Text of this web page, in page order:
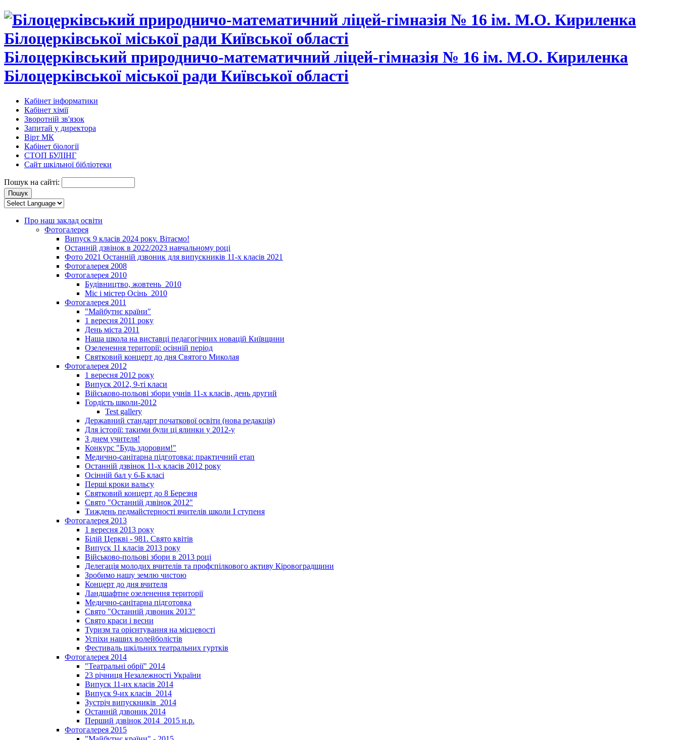
Білоцерківський природничо-математичний ліцей-гімназія № 16 ім. М.О. Кириленка
Білоцерківської міської ради Київської області
Кабінет інформатики
Кабінет хімії
Зворотній зв'язок
Запитай у директора
Вірт МК
Кабінет біології
СТОП БУЛІНГ
Сайт шкільної бібліотеки
Пошук на сайті:
Про наш заклад освіти
Фотогалерея
Випуск 9 класів 2024 року. Вітаємо!
Останній дзвінок в 2022/2023 навчальному році
Фото 2021 Останній дзвоник для випускників 11-х класів 2021
Фотогалерея 2008
Фотогалерея 2010
Будівництво, жовтень_2010
Міс і містер Осінь_2010
Фотогалерея 2011
"Майбутнє країни"
1 вересня 2011 року
День міста 2011
Наша школа на виставці педагогічних новацій Київщини
Озеленення території: осінній період
Святковий концерт до дня Святого Миколая
Фотогалерея 2012
1 вересня 2012 року
Випуск 2012, 9-ті класи
Військово-польові збори учнів 11-х класів, день другий
Гордість школи-2012
Test gallery
Державний стандарт початкової освіти (нова редакція)
Для історії: такими були ці ялинки у 2012-у
З днем учителя!
Конкурс "Будь здоровим!"
Медично-санітарна підготовка: практичний етап
Останній дзвінок 11-х класів 2012 року
Осінній бал у 6-Б класі
Перші кроки вальсу
Святковий концерт до 8 Березня
Свято "Останній дзвінок 2012"
Тиждень педмайстерності вчителів школи І ступеня
Фотогалерея 2013
1 вересня 2013 року
Білій Церкві - 981. Свято квітів
Випуск 11 класів 2013 року
Військово-польові збори в 2013 році
Делегація молодих вчителів та профспілкового активу Кіровоградщини
Зробимо нашу землю чистою
Концерт до дня вчителя
Ландшафтне озеленення території
Медично-санітарна підготовка
Свято "Останній дзвоник 2013"
Свято краси і весни
Туризм та орієнтування на місцевості
Успіхи наших волейболістів
Фестиваль шкільних театральних гуртків
Фотогалерея 2014
"Театральні обрії" 2014
23 річниця Незалежності України
Випуск 11-их класів 2014
Випуск 9-их класів_2014
Зустріч випускників_2014
Останній дзвоник 2014
Перший дзвінок 2014_2015 н.р.
Фотогалерея 2015